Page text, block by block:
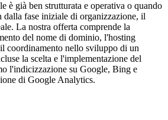
è già ben strutturata e operativa o quando
dalla fase iniziale di organizzazione, il
La nostra offerta comprende la
del nome di dominio, l'hosting
coordinamento nello sviluppo di un
la scelta e l'implementazione del
l'indicizzazione su Google, Bing e
di Google Analytics.